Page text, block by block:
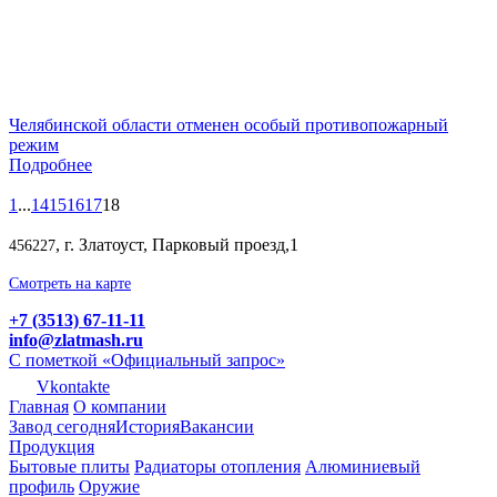
Челябинской области отменен особый противопожарный
режим
Подробнее
1 ...1415161718
456227, г. Златоуст, Парковый проезд,1
Смотреть на карте
+7 (3513) 67-11-11
info@zlatmash.ru
С пометкой «Официальный запрос»
Vkontakte
Главная О компании
Завод сегодняИсторияВакансии
Продукция
Бытовые плиты Радиаторы отопления Алюминиевый
профиль Оружие